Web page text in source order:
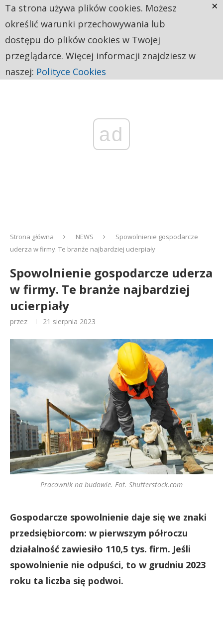
ad
Strona główna NEWS
Spowolnienie gospodarcze
uderza w firmy. Te branże najbardziej ucierpiały
Spowolnienie gospodarcze uderza
w firmy. Te branże najbardziej
ucierpiały
przez 21 sierpnia 2023
Pracownik na budowie. Fot. Shutterstock.com
Gospodarcze spowolnienie daje się we znaki
przedsiębiorcom: w pierwszym półroczu
działalność zawiesiło 110,5 tys. firm. Jeśli
spowolnienie nie odpuści, to w grudniu 2023
roku ta liczba się podwoi.
Ta strona używa plików cookies. Możesz
określić warunki przechowywania lub
dostępu do plików cookies w Twojej
przeglądarce. Więcej informacji znajdziesz w
naszej: Polityce Cookies
×